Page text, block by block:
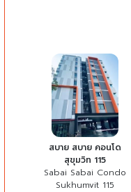
สบาย สบาย คอนโด
สุขุมวิท 115
Sabai Sabai Condo
Sukhumvit 115